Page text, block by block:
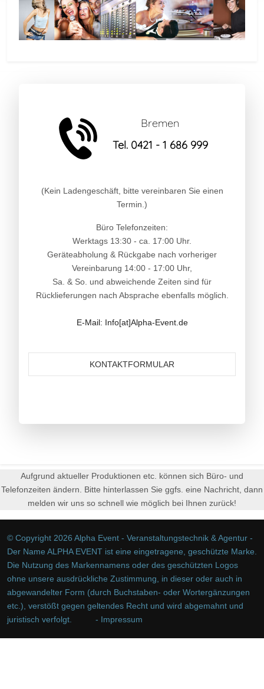
Bremen
Tel. 0421 - 1 686 999
(Kein Ladengeschäft, bitte vereinbaren Sie einen
Termin.)
Büro Telefonzeiten:
Werktags 13:30 - ca. 17:00 Uhr.
Geräteabholung & Rückgabe nach vorheriger
Vereinbarung 14:00 - 17:00 Uhr,
Sa. & So. und abweichende Zeiten sind für
Rücklieferungen nach Absprache ebenfalls möglich.
E-Mail: Info[at]Alpha-Event.de
KONTAKTFORMULAR
Aufgrund aktueller Produktionen etc. können sich Büro- und
Telefonzeiten ändern. Bitte hinterlassen Sie ggfs. eine Nachricht, dann
melden wir uns so schnell wie möglich bei Ihnen zurück!
© Copyright 2026 Alpha Event - Veranstaltungstechnik & Agentur -
Der Name ALPHA EVENT ist eine eingetragene, geschützte Marke.
Die Nutzung des Markennamens oder des geschützten Logos
ohne unsere ausdrückliche Zustimmung, in dieser oder auch in
abgewandelter Form (durch Buchstaben- oder Wortergänzungen
etc.), verstößt gegen geltendes Recht und wird abgemahnt und
juristisch verfolgt.
- Impressum